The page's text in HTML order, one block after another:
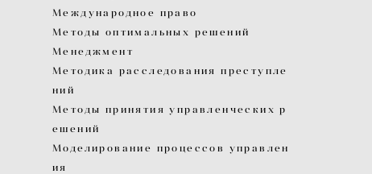
Международное право
Методы оптимальных решений
Менеджмент
Методика расследования преступле
ний
Методы принятия управленческих р
ешений
Моделирование процессов управлен
ия